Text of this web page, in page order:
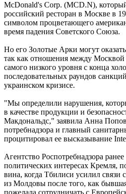
McDonald's Corp. (MCD.N),
российский ресторан в Москве в
символом процветающего
время падения Советского Союза.
Но его Золотые Арки могут
так как отношения между
самого низкого уровня с конца
последовательных раундов
украинском кризисе.
"Мы определили нарушения,
в качестве продукции и
Макдональдс," заявила Анна
потребнадзора и главный
процитировал ее высказывание
Агентство Роспотребнадзора
политических интересах Кремля,
вина, когда Тбилиси усилил связи
из Молдовы после того, как